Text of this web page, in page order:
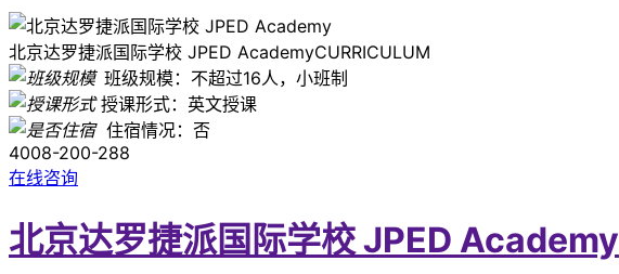
北京达罗捷派国际学校 JPED AcademyCURRICULUM
班级规模：不超过16人，小班制
授课形式：英文授课
住宿情况：否
4008-200-288
在线咨询
北京达罗捷派国际学校 JPED Academy